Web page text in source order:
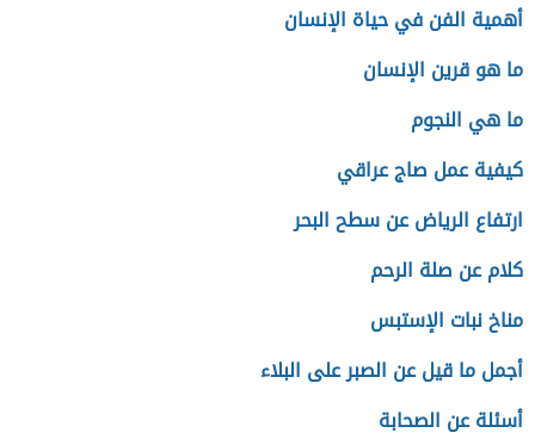
أهمية الفن في حياة الإنسان
ما هو قرين الإنسان
ما هي النجوم
كيفية عمل صاج عراقي
ارتفاع الرياض عن سطح البحر
كلام عن صلة الرحم
مناخ نبات الإستبس
أجمل ما قيل عن الصبر على البلاء
أسئلة عن الصحابة